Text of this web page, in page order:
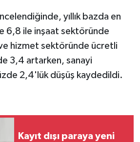
yıllık bazda en
6,8 ile inşaat sektöründe
hizmet sektöründe ücretli
3,4 artarken, sanayi
2,4'lük düşüş kaydedildi.
Kayıt dışı paraya yeni